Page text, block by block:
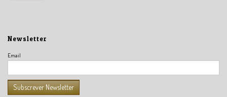
Newsletter
Email